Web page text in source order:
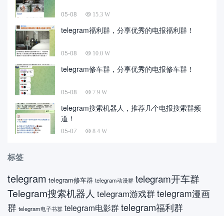
05-08 15.3 W
telegram福利群，分享优秀的电报福利群！
05-08 10.0 W
telegram修车群，分享优秀的电报修车群！
05-08 7.9 W
telegram搜索机器人，推荐几个电报搜索群频
道！
05-07 8.4 W
标签
telegram telegram修车群 telegram动漫群 telegram开车群
Telegram搜索机器人 telegram游戏群telegram漫画
群 telegram电子书群 telegram电影群telegram福利群